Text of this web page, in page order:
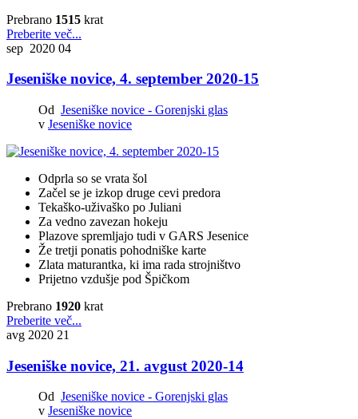
Prebrano 1515 krat
Preberite več...
sep 2020 04
Jeseniške novice, 4. september 2020-15
Od Jeseniške novice - Gorenjski glas
v Jeseniške novice
Odprla so se vrata šol
Začel se je izkop druge cevi predora
Tekaško-uživaško po Juliani
Za vedno zavezan hokeju
Plazove spremljajo tudi v GARS Jesenice
Že tretji ponatis pohodniške karte
Zlata maturantka, ki ima rada strojništvo
Prijetno vzdušje pod Špičkom
Prebrano 1920 krat
Preberite več...
avg 2020 21
Jeseniške novice, 21. avgust 2020-14
Od Jeseniške novice - Gorenjski glas
v Jeseniške novice